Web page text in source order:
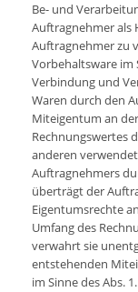
Be- und
Auftragnehmer als
Auftragnehmer zu
Vorbehaltsware im
Verbindung und
Waren durch den
Miteigentum an
Rechnungswertes
anderen
Auftragnehmers
überträgt der
Eigentumsrechte
Umfang des
verwahrt sie
entstehenden
im Sinne des Abs. 1.